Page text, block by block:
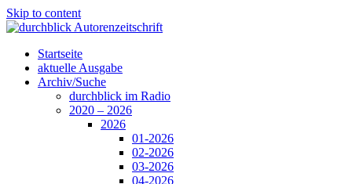
Skip to content
Startseite
aktuelle Ausgabe
Archiv/Suche
durchblick im Radio
2020 – 2026
2026
01-2026
02-2026
03-2026
04-2026